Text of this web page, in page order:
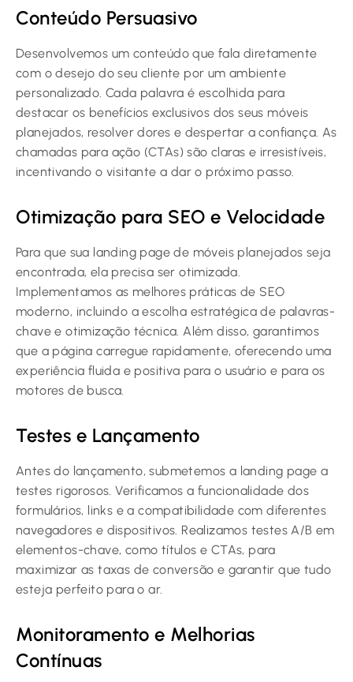
Conteúdo Persuasivo
Desenvolvemos um conteúdo que fala diretamente
com o desejo do seu cliente por um ambiente
personalizado. Cada palavra é escolhida para
destacar os benefícios exclusivos dos seus móveis
planejados, resolver dores e despertar a confiança. As
chamadas para ação (CTAs) são claras e irresistíveis,
incentivando o visitante a dar o próximo passo.
Otimização para SEO e Velocidade
Para que sua landing page de móveis planejados seja
encontrada, ela precisa ser otimizada.
Implementamos as melhores práticas de SEO
moderno, incluindo a escolha estratégica de palavras-
chave e otimização técnica. Além disso, garantimos
que a página carregue rapidamente, oferecendo uma
experiência fluida e positiva para o usuário e para os
motores de busca.
Testes e Lançamento
Antes do lançamento, submetemos a landing page a
testes rigorosos. Verificamos a funcionalidade dos
formulários, links e a compatibilidade com diferentes
navegadores e dispositivos. Realizamos testes A/B em
elementos-chave, como títulos e CTAs, para
maximizar as taxas de conversão e garantir que tudo
esteja perfeito para o ar.
Monitoramento e Melhorias
Contínuas